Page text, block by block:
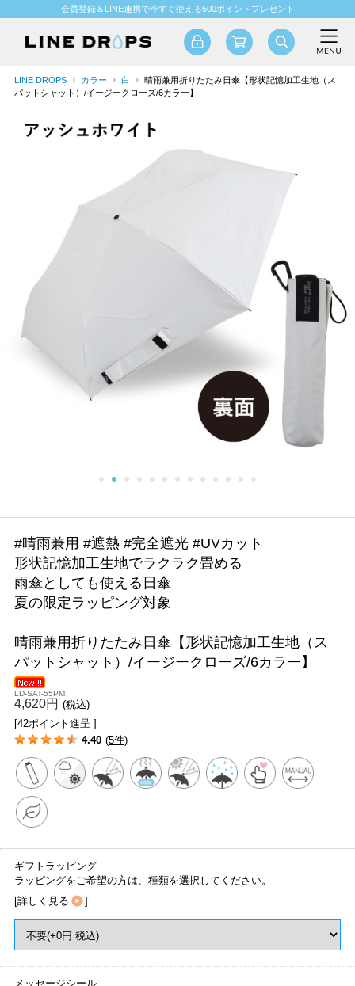
会員登録＆LINE連携で今すぐ使える500ポイントプレゼント
LINE DROPS カラー 白
晴雨兼用折りたたみ日傘【形状記憶加工生地（ス
パットシャット）/イージークローズ/6カラー】
#晴雨兼用 #遮熱 #完全遮光 #UVカット
形状記憶加工生地でラクラク畳める
雨傘としても使える日傘
夏の限定ラッピング対象
晴雨兼用折りたたみ日傘【形状記憶加工生地（ス
パットシャット）/イージークローズ/6カラー】
LD-SAT-55PM
4,620円 (税込)
[42ポイント進呈 ]
4.40 (5件)
ギフトラッピング
ラッピングをご希望の方は、種類を選択してください。
[詳しく見る ]
メッセージシール